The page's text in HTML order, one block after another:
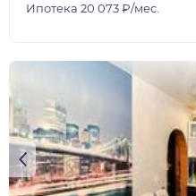
Ипотека 20 073 ₽/мес.